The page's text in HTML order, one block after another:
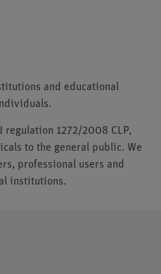
and educational
regulation 1272/2008 CLP,
to the general public. We
professional users and
institutions.